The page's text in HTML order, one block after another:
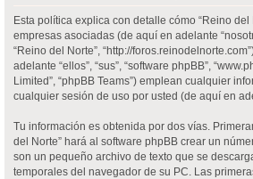
Esta política explica con detalle cómo “Reino del
empresas asociadas (de aquí en adelante
“Reino del Norte”, “http://
adelante “ellos”, “sus”, “software phpBB”,
Limited”, “phpBB Teams”) emplean cualquier
cualquier sesión de uso por usted (de aquí en
Tu información es obtenida por dos vías.
del Norte” hará al software phpBB crear un
son un pequeño archivo de texto que se
temporales del navegador de su PC. Las